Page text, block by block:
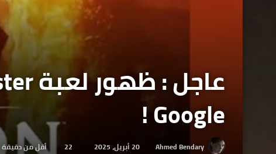
Google !
Ahmed Bendary 20 أبريل، 2025 22 أقل من دقيقة